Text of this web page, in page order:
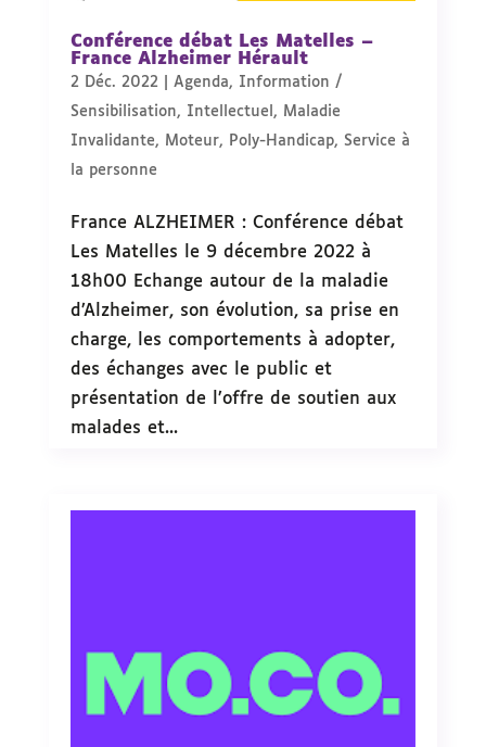
Conférence débat Les Matelles –
France Alzheimer Hérault
2 Déc. 2022| Agenda, Information /
Sensibilisation, Intellectuel , Maladie
Invalidante, Moteur, Poly-Handicap, Service à
la personne
France ALZHEIMER : Conférence débat
Les Matelles le 9 décembre 2022 à
18h00 Echange autour de la maladie
d’Alzheimer, son évolution, sa prise en
charge, les comportements à adopter,
des échanges avec le public et
présentation de l’offre de soutien aux
malades et...